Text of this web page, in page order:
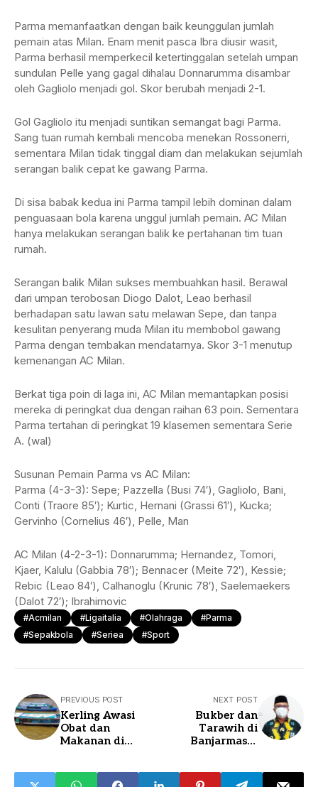
Parma memanfaatkan dengan baik keunggulan jumlah
pemain atas Milan. Enam menit pasca Ibra diusir wasit,
Parma berhasil memperkecil ketertinggalan setelah umpan
sundulan Pelle yang gagal dihalau Donnarumma disambar
oleh Gagliolo menjadi gol. Skor berubah menjadi 2-1.
Gol Gagliolo itu menjadi suntikan semangat bagi Parma.
Sang tuan rumah kembali mencoba menekan Rossonerri,
sementara Milan tidak tinggal diam dan melakukan sejumlah
serangan balik cepat ke gawang Parma.
Di sisa babak kedua ini Parma tampil lebih dominan dalam
penguasaan bola karena unggul jumlah pemain. AC Milan
hanya melakukan serangan balik ke pertahanan tim tuan
rumah.
Serangan balik Milan sukses membuahkan hasil. Berawal
dari umpan terobosan Diogo Dalot, Leao berhasil
berhadapan satu lawan satu melawan Sepe, dan tanpa
kesulitan penyerang muda Milan itu membobol gawang
Parma dengan tembakan mendatarnya. Skor 3-1 menutup
kemenangan AC Milan.
Berkat tiga poin di laga ini, AC Milan memantapkan posisi
mereka di peringkat dua dengan raihan 63 poin. Sementara
Parma tertahan di peringkat 19 klasemen sementara Serie
A. (wal)
Susunan Pemain Parma vs AC Milan:
Parma (4-3-3): Sepe; Pazzella (Busi 74′), Gagliolo, Bani,
Conti (Traore 85′); Kurtic, Hernani (Grassi 61′), Kucka;
Gervinho (Cornelius 46′), Pelle, Man
AC Milan (4-2-3-1): Donnarumma; Hernandez, Tomori,
Kjaer, Kalulu (Gabbia 78′); Bennacer (Meite 72′), Kessie;
Rebic (Leao 84′), Calhanoglu (Krunic 78′), Saelemaekers
(Dalot 72′); Ibrahimovic
#acmilan #ligaitalia #olahraga
#parma
#sepakbola
#seriea #sport
PREVIOUS POST
Kerling Awasi
Obat dan
Makanan di
NEXT POST
Bukber dan
Tarawih di
Banjarmasin